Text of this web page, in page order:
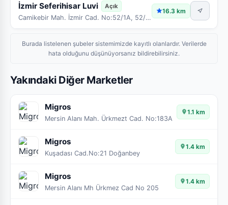
İzmir Seferihisar Luvi Açık
Camikebir Mah. İzmir Cad. No:52/1A, 52/1B, 52/2A, 52/2B
16.3 km
Burada listelenen şubeler sistemimizde kayıtlı olanlardır. Verilerde
hata olduğunu düşünüyorsanız bildirebilirsiniz.
Yakındaki Diğer Marketler
Migros
Mersin Alanı Mah. Ürkmezt Cad. No:183A
1.1 km
Migros
Kuşadası Cad.No:21 Doğanbey
1.4 km
Migros
Mersin Alanı Mh Ürkmez Cad No 205
1.4 km